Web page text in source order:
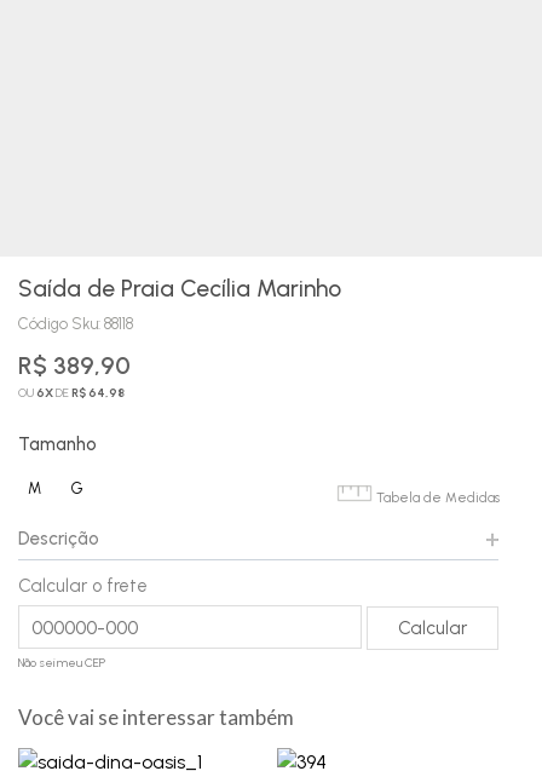
Saída de Praia Cecília Marinho
Código Sku: 88118
R$ 389,90
OU6XDER$ 64,98
Tamanho
M G
Tabela de Medidas
Descrição
Calcular o frete
Não sei meu CEP
Você vai se interessar também